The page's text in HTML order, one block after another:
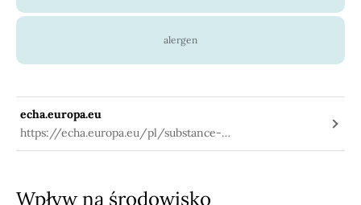
alergen
echa.europa.eu
https://echa.europa.eu/pl/substance-
information/-/substanceinfo/100.076.008
Wpływ na środowisko